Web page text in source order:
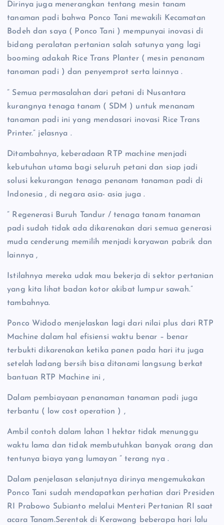
Dirinya juga menerangkan tentang mesin tanam
tanaman padi bahwa Ponco Tani mewakili Kecamatan
Bodeh dan saya ( Ponco Tani ) mempunyai inovasi di
bidang peralatan pertanian salah satunya yang lagi
booming adakah Rice Trans Planter ( mesin penanam
tanaman padi ) dan penyemprot serta lainnya .
” Semua permasalahan dari petani di Nusantara
kurangnya tenaga tanam ( SDM ) untuk menanam
tanaman padi ini yang mendasari inovasi Rice Trans
Printer.” jelasnya .
Ditambahnya, keberadaan RTP machine menjadi
kebutuhan utama bagi seluruh petani dan siap jadi
solusi kekurangan tenaga penanam tanaman padi di
Indonesia , di negara asia- asia juga .
” Regenerasi Buruh Tandur / tenaga tanam tanaman
padi sudah tidak ada dikarenakan dari semua generasi
muda cenderung memilih menjadi karyawan pabrik dan
lainnya ,
Istilahnya mereka udak mau bekerja di sektor pertanian
yang kita lihat badan kotor akibat lumpur sawah.”
tambahnya.
Ponco Widodo menjelaskan lagi dari nilai plus dari RTP
Machine dalam hal efisiensi waktu benar – benar
terbukti dikarenakan ketika panen pada hari itu juga
setelah ladang bersih bisa ditanami langsung berkat
bantuan RTP Machine ini ,
Dalam pembiayaan penanaman tanaman padi juga
terbantu ( low cost operation ) ,
Ambil contoh dalam lahan 1 hektar tidak menunggu
waktu lama dan tidak membutuhkan banyak orang dan
tentunya biaya yang lumayan ” terang nya .
Dalam penjelasan selanjutnya dirinya mengemukakan
Ponco Tani sudah mendapatkan perhatian dari Presiden
RI Prabowo Subianto melalui Menteri Pertanian RI saat
acara Tanam.Serentak di Kerawang beberapa hari lalu